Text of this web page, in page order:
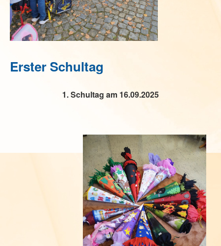
Erster Schultag
1. Schultag am 16.09.2025